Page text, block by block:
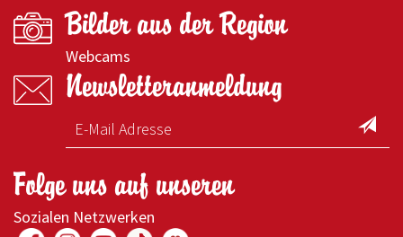
Bilder aus der Region
Webcams
Newsletteranmeldung
Folge uns auf unseren
Sozialen Netzwerken